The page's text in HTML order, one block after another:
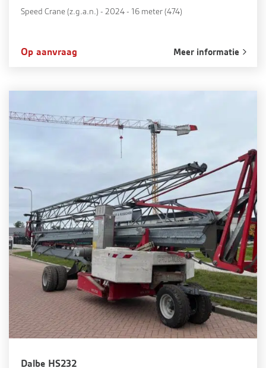
Speed Crane (z.g.a.n.) - 2024 - 16 meter (474)
Op aanvraag Meer informatie
Dalbe HS232